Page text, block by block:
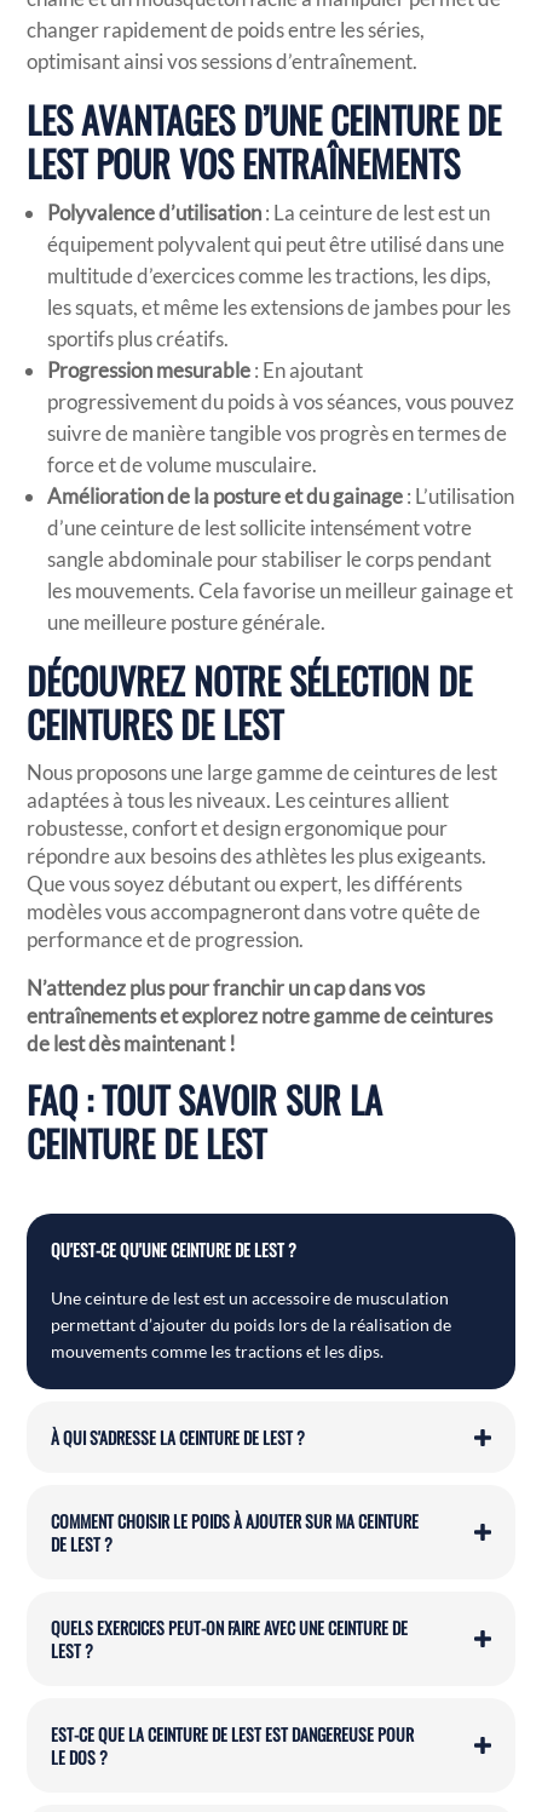
changer rapidement de poids entre les séries,
optimisant ainsi vos sessions d’entraînement.
LES AVANTAGES D’UNE CEINTURE DE
LEST POUR VOS ENTRAÎNEMENTS
Polyvalence d’utilisation: La ceinture de lest est un
équipement polyvalent qui peut être utilisé dans une
multitude d’exercices comme les tractions, les dips,
les squats, et même les extensions de jambes pour les
sportifs plus créatifs.
Progression mesurable: En ajoutant
progressivement du poids à vos séances, vous pouvez
suivre de manière tangible vos progrès en termes de
force et de volume musculaire.
Amélioration de la posture et du gainage: L’utilisation
d’une ceinture de lest sollicite intensément votre
sangle abdominale pour stabiliser le corps pendant
les mouvements. Cela favorise un meilleur gainage et
une meilleure posture générale.
DÉCOUVREZ NOTRE SÉLECTION DE
CEINTURES DE LEST
Nous proposons une large gamme de ceintures de lest
adaptées à tous les niveaux. Les ceintures allient
robustesse, confort et design ergonomique pour
répondre aux besoins des athlètes les plus exigeants.
Que vous soyez débutant ou expert, les différents
modèles vous accompagneront dans votre quête de
performance et de progression.
N’attendez plus pour franchir un cap dans vos
entraînements et explorez notre gamme de ceintures
de lest dès maintenant !
FAQ : TOUT SAVOIR SUR LA
CEINTURE DE LEST
QU'EST-CE QU'UNE CEINTURE DE LEST ?
Une ceinture de lest est un accessoire de musculation
permettant d’ajouter du poids lors de la réalisation de
mouvements comme les tractions et les dips.
À QUI S'ADRESSE LA CEINTURE DE LEST ?
COMMENT CHOISIR LE POIDS À AJOUTER SUR MA CEINTURE
DE LEST ?
QUELS EXERCICES PEUT-ON FAIRE AVEC UNE CEINTURE DE
LEST ?
EST-CE QUE LA CEINTURE DE LEST EST DANGEREUSE POUR
LE DOS ?